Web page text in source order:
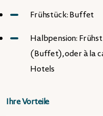
Frühstück: Buffet
Halbpension:
(Buffet), oder à la
Hotels
Ihre Vorteile